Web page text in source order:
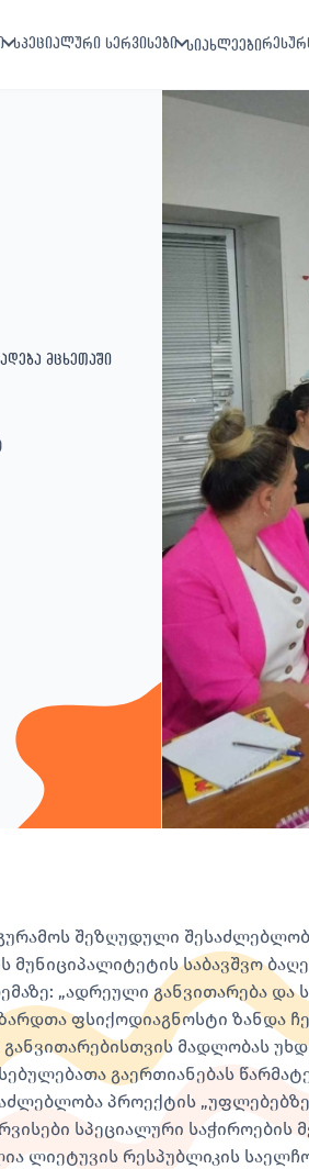
სპეციალური სერვისები სიახლეები
მცხეთაში
შეზღუდული
მუნიციპალიტეტის საბავშვო
„ადრეული განვითარება
ფსიქოდიაგნოსტი ზანდა
განვითარებისთვის მადლობას
გაერთიანებას
პროექტის
სპეციალური საჭიროების
ლიეტუვის რესპუბლიკის